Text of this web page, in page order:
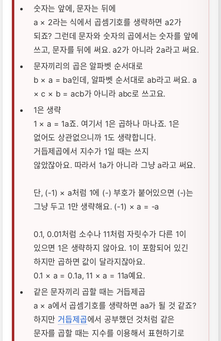
숫자는 앞에, 문자는 뒤에
a × 2라는 식에서 곱셈기호를 생략하면 a2가
되죠? 그런데 문자와 숫자의 곱에서는 숫자를 앞에
쓰고, 문자를 뒤에 써요. a2가 아니라 2a라고 써요.
문자끼리의 곱은 알파벳 순서대로
b × a = ba인데, 알파벳 순서대로 ab라고 써요. a
× c × b = acb가 아니라 abc로 쓰고요.
1은 생략
1 × a = 1a죠. 여기서 1은 곱하나 마나죠. 1은
없어도 상관없으니까 1도 생략합니다.
거듭제곱에서 지수가 1일 때는 쓰지
않았잖아요. 따라서 1a가 아니라 그냥 a라고 써요.
단, (-1) × a처럼 1에 (-) 부호가 붙어있으면 (-)는
그냥 두고 1만 생략해요. (-1) × a = -a
0.1, 0.01처럼 소수나 11처럼 자릿수가 다른 1이
있으면 1은 생략하지 않아요. 1이 포함되어 있긴
하지만 곱하면 값이 달라지잖아요.
0.1 × a = 0.1a, 11 × a = 11a예요.
같은 문자끼리 곱할 때는 거듭제곱
a × a에서 곱셈기호를 생략하면 aa가 될 것 같죠?
하지만 거듭제곱에서 공부했던 것처럼 같은
문자를 곱할 때는 지수를 이용해서 표현하기로